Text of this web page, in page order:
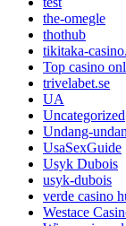
the-omegle
thothub
tikitaka-
Top casino
trivelabet.se
UA
Uncategorized
Undang-
UsaSexGuide
Usyk Dubois
usyk-dubois
verde casino
Westace